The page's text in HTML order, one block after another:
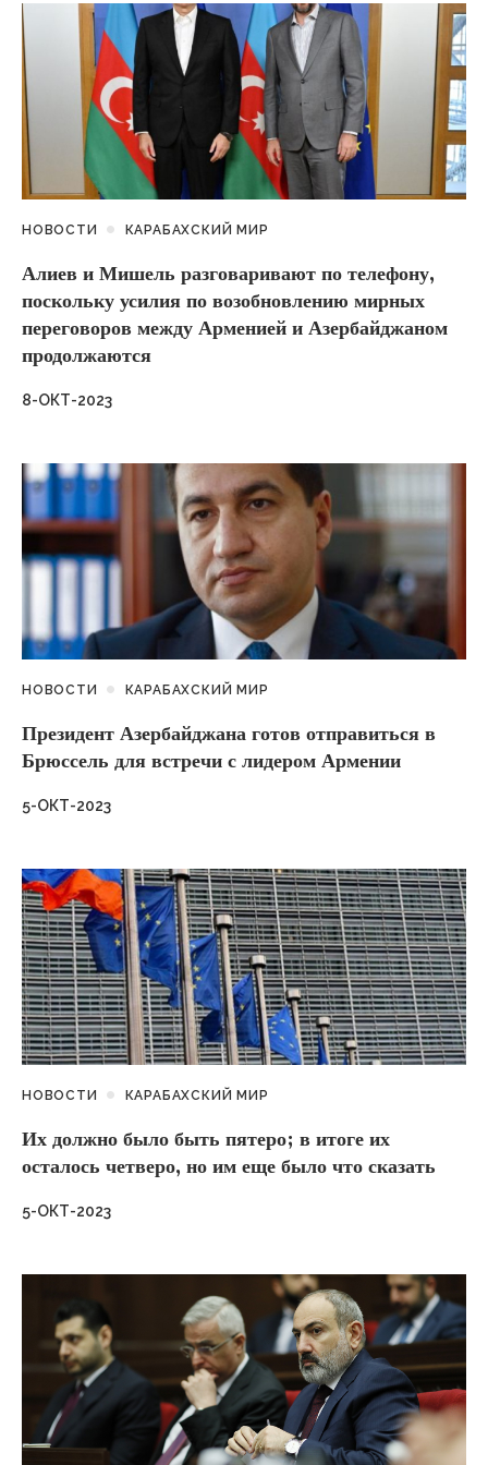
НОВОСТИ КАРАБАХСКИЙ МИР
Алиев и Мишель разговаривают по телефону,
поскольку усилия по возобновлению мирных
переговоров между Арменией и Азербайджаном
продолжаются
8-ОКТ-2023
НОВОСТИ КАРАБАХСКИЙ МИР
Президент Азербайджана готов отправиться в
Брюссель для встречи с лидером Армении
5-ОКТ-2023
НОВОСТИ КАРАБАХСКИЙ МИР
Их должно было быть пятеро; в итоге их
осталось четверо, но им еще было что сказать
5-ОКТ-2023